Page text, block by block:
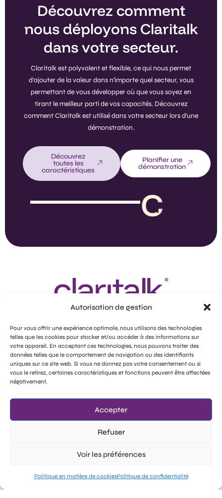
Autorisation de gestion
Pour vous offrir une expérience optimale, nous utilisons des technologies
telles que les cookies pour stocker et/ou accéder à des informations sur
votre appareil. En acceptant ces technologies, nous pouvons traiter des
données telles que le comportement de navigation ou des identifiants
uniques sur ce site web. Si vous ne donnez pas votre consentement ou si
vous le retirez, certaines caractéristiques et fonctions peuvent être affectées
négativement.
Accepter
Refuser
Voir les préférences
Politique en matière de cookiesPolitique de confidentialité
Découvrez comment
nous déployons Claritalk
dans votre secteur.
Claritalk est polyvalent et flexible, ce qui nous permet
d'ajouter de la valeur dans n'importe quel secteur, vous
permettant de vous développer où que vous soyez en
tirant le meilleur parti de vos capacités. Découvrez
comment Claritalk est utilisé dans votre secteur lors d'une
démonstration.
Découvrez
toutes les
caractéristiques
Planifier une
démonstration
Clarifier le bruit
Caractéristiques
Applications
Planifier une démonstration
llms-full.txt
A propos de nous
Postes vacants
Intelligence économique
GDPR - Sous-traitants
Politique en matière de cookies
Instagram
Essai gratuit